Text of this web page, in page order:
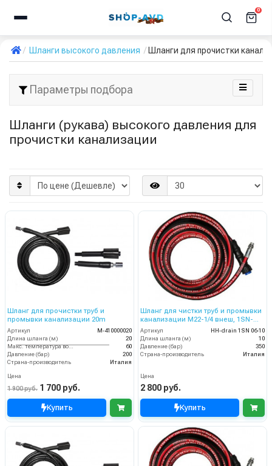
0
Шланги высокого давления Шланги для прочистки
Параметры подбора
Шланги (рукава) высокого давления для
прочистки канализации
Шланг для прочистки труб и
промывки канализации 20m
Артикул
M-410000020
Длина шланга (м)
20
Макс. температура воды (°C)
60
Давление (бар)
200
Страна-производитель
Италия
Цена
1 900 руб. 1 700 руб.
Купить
Шланг для чистки труб и промывки
канализации M22-1/4 внеш, 1SN-
06,10 м
Артикул
HH-drain 1SN 06-10
Длина шланга (м)
10
Давление (бар)
350
Страна-производитель
Италия
Цена
2 800 руб.
Купить